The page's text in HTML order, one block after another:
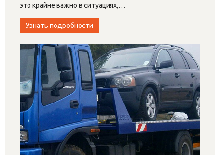
это крайне важно в ситуациях,…
Узнать подробности